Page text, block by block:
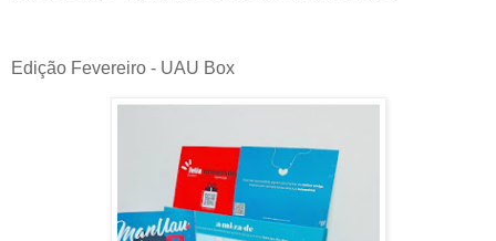
Edição Fevereiro - UAU Box